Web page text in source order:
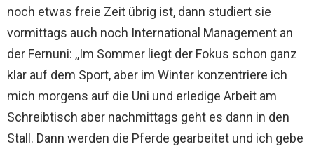
noch etwas freie Zeit übrig ist, dann studiert sie
vormittags auch noch International Management an
der Fernuni: ,,Im Sommer liegt der Fokus schon ganz
klar auf dem Sport, aber im Winter konzentriere ich
mich morgens auf die Uni und erledige Arbeit am
Schreibtisch aber nachmittags geht es dann in den
Stall. Dann werden die Pferde gearbeitet und ich gebe